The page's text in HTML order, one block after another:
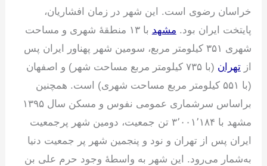
خراسان رضوی است. این شهر در زمان افشاریان،
پایتخت ایران بود. مشهد
با ۱۳ منطقهٔ شهری و مساحت
شهری ۳۵۱ کیلومتر مربع، سومین شهر پهناور ایران پس
ازتهران
(با ۷۳۵ کیلومتر مربع مساحت شهر) و اصفهان
(با ۵۵۱ کیلومتر مربع مساحت شهری) است. همچنین
براساس سرشماری عمومی نفوس و مسکن سال ۱۳۹۵
مشهد با ۳٬۰۰۱٬۱۸۴ تن جمعیت، دومین شهر پرجمعیت
ایران پس از تهران و نود و پنجمین شهر پر جمعیت دنیا
به‌شمار می‌رود. این شهر به واسطهٔ وجود حرم علی بن